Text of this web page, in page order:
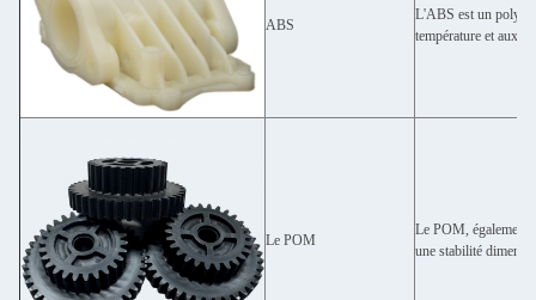
ABS
L'ABS est un
température et aux
Le POM
Le POM, également
une stabilité